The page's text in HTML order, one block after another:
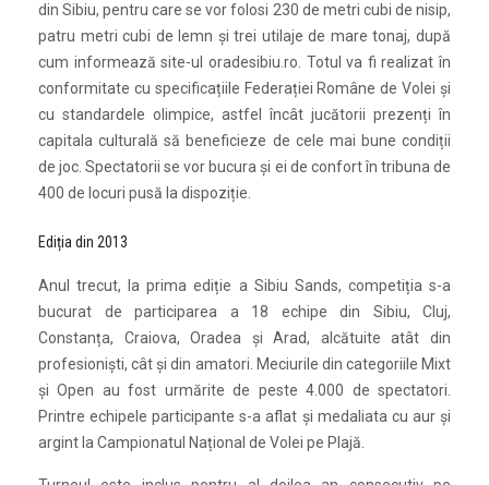
din Sibiu, pentru care se vor folosi 230 de metri cubi de nisip,
patru metri cubi de lemn și trei utilaje de mare tonaj, după
cum informează site-ul oradesibiu.ro. Totul va fi realizat în
conformitate cu specificațiile Federației Române de Volei și
cu standardele olimpice, astfel încât jucătorii prezenți în
capitala culturală să beneficieze de cele mai bune condiții
de joc. Spectatorii se vor bucura și ei de confort în tribuna de
400 de locuri pusă la dispoziție.
Ediția din 2013
Anul trecut, la prima ediție a Sibiu Sands, competiția s-a
bucurat de participarea a 18 echipe din Sibiu, Cluj,
Constanța, Craiova, Oradea și Arad, alcătuite atât din
profesioniști, cât și din amatori. Meciurile din categoriile Mixt
și Open au fost urmărite de peste 4.000 de spectatori.
Printre echipele participante s-a aflat și medaliata cu aur și
argint la Campionatul Național de Volei pe Plajă.